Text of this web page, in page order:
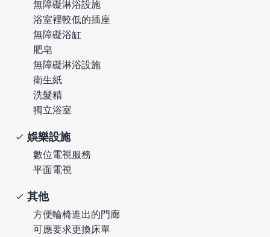
無障礙淋浴設施
浴室裡較低的插座
無障礙浴缸
肥皂
無障礙淋浴設施
衛生紙
洗髮精
獨立浴室
娛樂設施
數位電視服務
平面電視
其他
方便輪椅進出的門廊
可應要求更換床單